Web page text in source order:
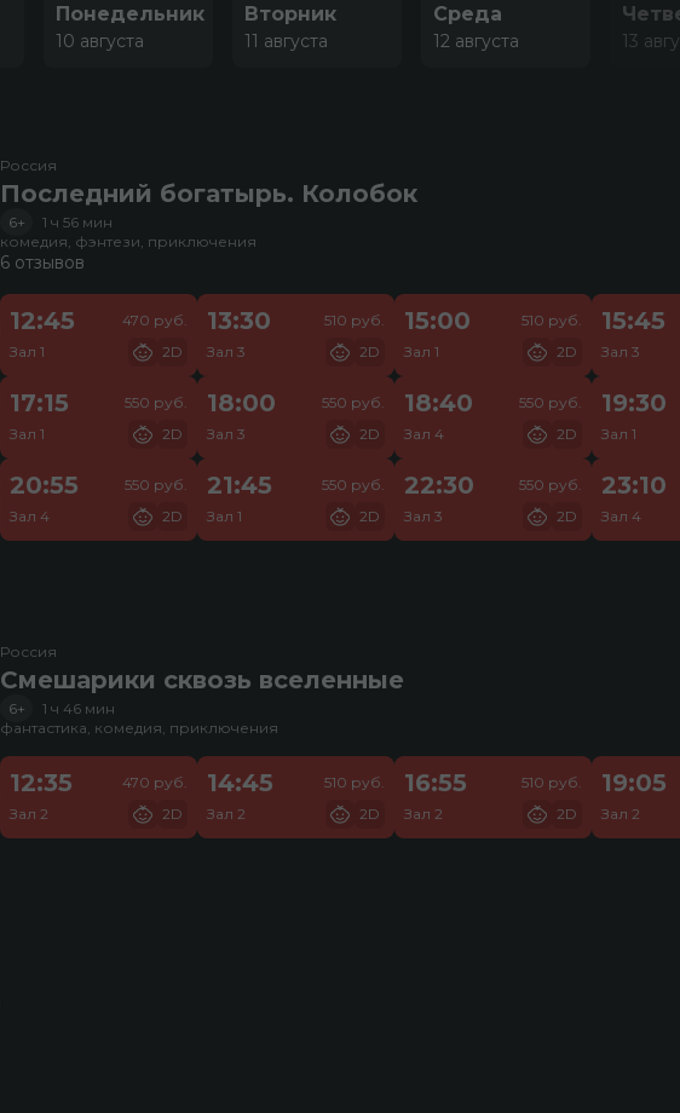
Понедельник
10 августа
Вторник
11 августа
Среда
12 августа 13
Россия
Последний богатырь. Колобок
6+
1 ч 56 мин
комедия, фэнтези, приключения
6 отзывов
12:45
Зал 1
470 руб.
2D
13:30
Зал 3
510 руб.
2D
15:00
Зал 1
510 руб.
2D
15:45
Зал 3
17:15
Зал 1
550 руб.
2D
18:00
Зал 3
550 руб.
2D
18:40
Зал 4
550 руб.
2D
19:30
Зал 1
20:55
Зал 4
550 руб.
2D
21:45
Зал 1
550 руб.
2D
22:30
Зал 3
550 руб.
2D
23:10
Зал 4
Россия
Смешарики сквозь вселенные
6+
1 ч 46 мин
фантастика, комедия, приключения
12:35
Зал 2
470 руб.
2D
14:45
Зал 2
510 руб.
2D
16:55
Зал 2
510 руб.
2D
19:05
Зал 2